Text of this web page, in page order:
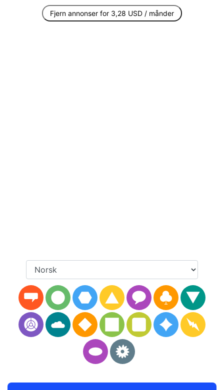
Fjern annonser for 3,28 USD / månder